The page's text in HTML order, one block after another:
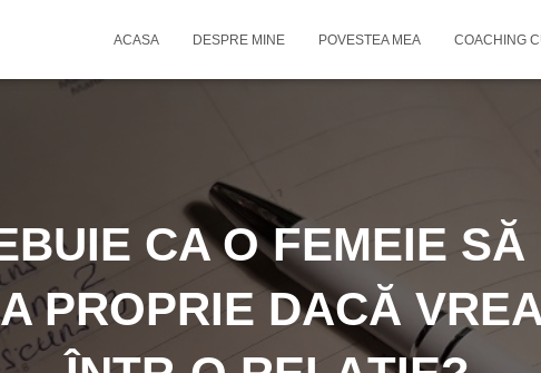
ACASA DESPRE MINE POVESTEA MEA COACHING
CA O FEMEIE SĂ
PROPRIE DACĂ